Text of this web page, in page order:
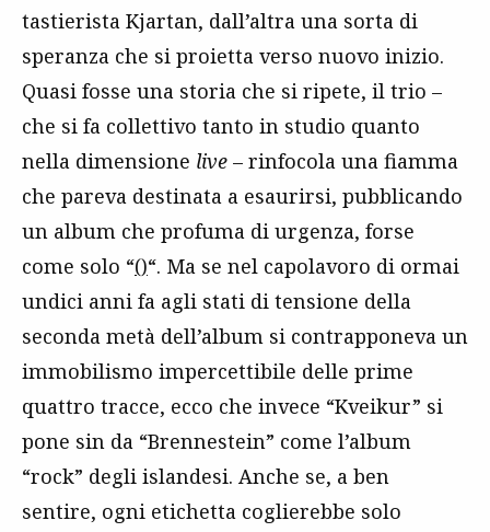
tastierista Kjartan, dall’altra una sorta di
speranza che si proietta verso nuovo inizio.
Quasi fosse una storia che si ripete, il trio –
che si fa collettivo tanto in studio quanto
nella dimensione live – rinfocola una fiamma
che pareva destinata a esaurirsi, pubblicando
un album che profuma di urgenza, forse
come solo “()“. Ma se nel capolavoro di ormai
undici anni fa agli stati di tensione della
seconda metà dell’album si contrapponeva un
immobilismo impercettibile delle prime
quattro tracce, ecco che invece “Kveikur” si
pone sin da “Brennestein” come l’album
“rock” degli islandesi. Anche se, a ben
sentire, ogni etichetta coglierebbe solo